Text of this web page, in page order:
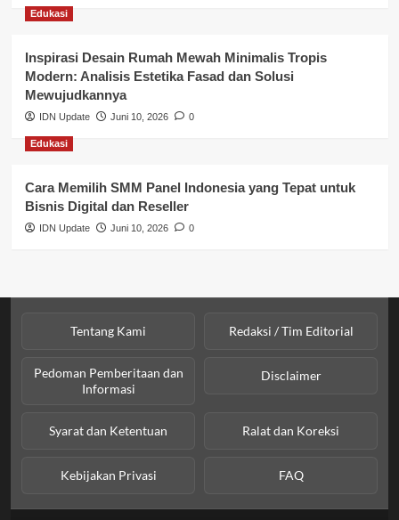
Perpajakan & Keuangan
Profil Wilayah Banyuasin
Sosial & Budaya
Sosial & Kesejahteraan
Edukasi
Inspirasi Desain Rumah Mewah Minimalis Tropis
Modern: Analisis Estetika Fasad dan Solusi
Mewujudkannya
IDN Update Juni 10, 2026 0
Edukasi
Cara Memilih SMM Panel Indonesia yang Tepat untuk
Bisnis Digital dan Reseller
IDN Update Juni 10, 2026 0
Tentang Kami Redaksi / Tim Editorial
Pedoman Pemberitaan dan
Informasi
Disclaimer
Syarat dan Ketentuan Ralat dan Koreksi
Kebijakan Privasi FAQ